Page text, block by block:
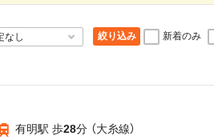
絞り込み 新着のみ
有明駅 歩28分 （大糸線）